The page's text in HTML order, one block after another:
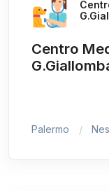
Centro
Palermo